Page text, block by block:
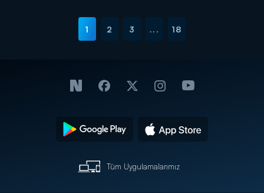
1 2 3 ... 18
Tüm Uygulamalarımız